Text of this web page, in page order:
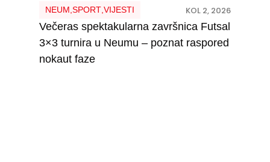
NEUM SPORT, VIJESTI KOL 2, 2026
Večeras spektakularna završnica Futsal
3×3 turnira u Neumu – poznat raspored
nokaut faze